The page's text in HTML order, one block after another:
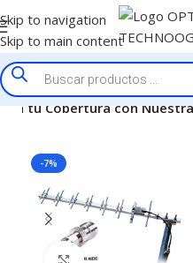
Skip to navigation
Skip to main content
tu Cobertura con
-7%